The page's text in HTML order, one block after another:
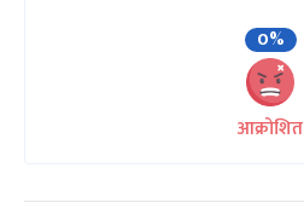
0%
आक्रोशित